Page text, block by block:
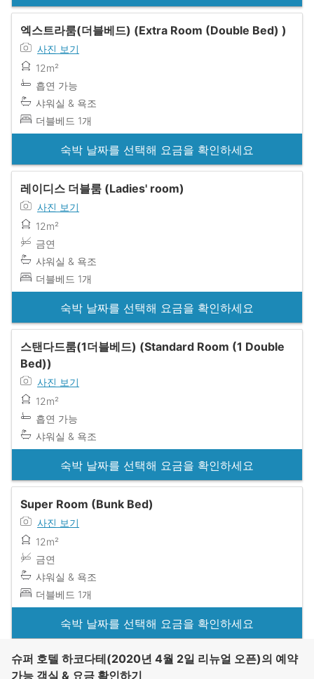
엑스트라룸(더블베드) (Extra Room (Double Bed) )
사진 보기
12m²
흡연 가능
샤워실 & 욕조
더블베드 1개
숙박 날짜를 선택해 요금을 확인하세요
레이디스 더블룸 (Ladies' room)
사진 보기
12m²
금연
샤워실 & 욕조
더블베드 1개
숙박 날짜를 선택해 요금을 확인하세요
스탠다드룸(1더블베드) (Standard Room (1 Double
Bed))
사진 보기
12m²
흡연 가능
샤워실 & 욕조
숙박 날짜를 선택해 요금을 확인하세요
Super Room (Bunk Bed)
사진 보기
12m²
금연
샤워실 & 욕조
더블베드 1개
숙박 날짜를 선택해 요금을 확인하세요
슈퍼 호텔 하코다테(2020년 4월 2일 리뉴얼 오픈)의 예약
가능 객실 & 요금 확인하기